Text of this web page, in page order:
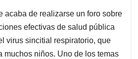
acaba de realizarse un foro sobre
efectivas de salud pública
virus sincitial respiratorio, que
muchos niños. Uno de los temas